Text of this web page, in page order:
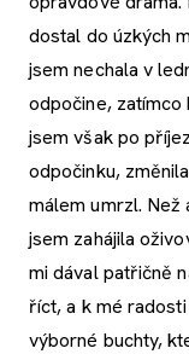
dostal do úzkých
jsem nechala v
odpočine, zatímco
jsem však po
odpočinku,
málem umrzl. Než
jsem zahájila
mi dával patřičně
říct, a k mé
výborné buchty,